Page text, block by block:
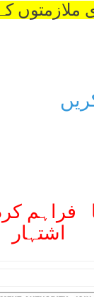
ملازمتوں
فراہم
اشتہار